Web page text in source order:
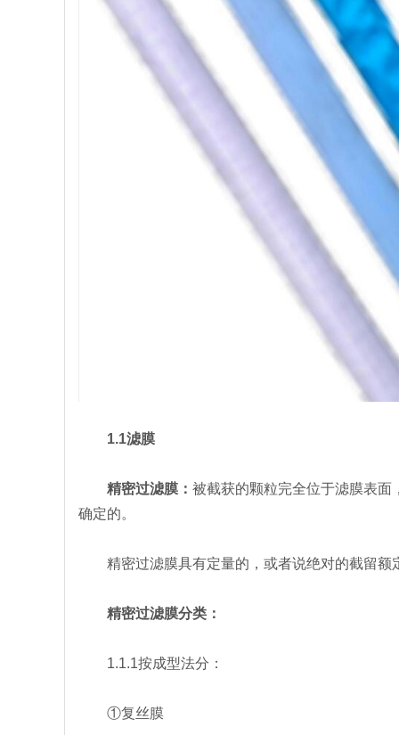
1.1滤膜
精密过滤膜： 被截获的颗粒完全位于滤膜表面
确定的。
精密过滤膜具有定量的，或者说绝对的截留额
精密过滤膜分类：
1.1.1按成型法分：
①复丝膜